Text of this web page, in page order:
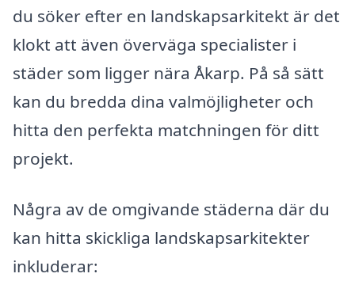
du söker efter en landskapsarkitekt är det
klokt att även överväga specialister i
städer som ligger nära Åkarp. På så sätt
kan du bredda dina valmöjligheter och
hitta den perfekta matchningen för ditt
projekt.
Några av de omgivande städerna där du
kan hitta skickliga landskapsarkitekter
inkluderar: